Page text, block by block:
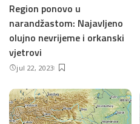
Region ponovo u
narandžastom: Najavljeno
olujno nevrijeme i orkanski
vjetrovi
jul 22, 2023